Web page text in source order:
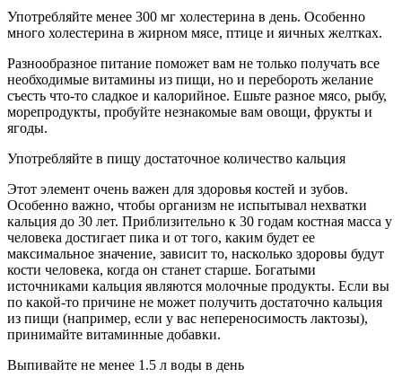
Употребляйте менее 300 мг холестерина в день. Особенно
много холестерина в жирном мясе, птице и яичных желтках.
Разнообразное питание поможет вам не только получать все
необходимые витамины из пищи, но и перебороть желание
съесть что-то сладкое и калорийное. Ешьте разное мясо, рыбу,
морепродукты, пробуйте незнакомые вам овощи, фрукты и
ягоды.
Употребляйте в пищу достаточное количество кальция
Этот элемент очень важен для здоровья костей и зубов.
Особенно важно, чтобы организм не испытывал нехватки
кальция до 30 лет. Приблизительно к 30 годам костная масса у
человека достигает пика и от того, каким будет ее
максимальное значение, зависит то, насколько здоровы будут
кости человека, когда он станет старше. Богатыми
источниками кальция являются молочные продукты. Если вы
по какой-то причине не может получить достаточно кальция
из пищи (например, если у вас непереносимость лактозы),
принимайте витаминные добавки.
Выпивайте не менее 1.5 л воды в день